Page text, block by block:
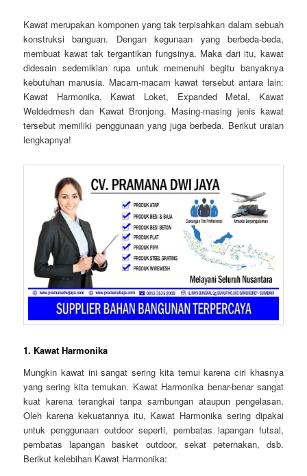
Kawat merupakan komponen yang tak terpisahkan dalam sebuah
konstruksi banguan. Dengan kegunaan yang berbeda-beda,
membuat kawat tak tergantikan fungsinya. Maka dari itu, kawat
didesain sedemikian rupa untuk memenuhi begitu banyaknya
kebutuhan manusia. Macam-macam kawat tersebut antara lain:
Kawat Harmonika, Kawat Loket, Expanded Metal, Kawat
Weldedmesh dan Kawat Bronjong. Masing-masing jenis kawat
tersebut memiliki penggunaan yang juga berbeda. Berikut uraian
lengkapnya!
1. Kawat Harmonika
Mungkin kawat ini sangat sering kita temui karena ciri khasnya
yang sering kita temukan. Kawat Harmonika benar-benar sangat
kuat karena terangkai tanpa sambungan ataupun pengelasan.
Oleh karena kekuatannya itu, Kawat Harmonika sering dipakai
untuk penggunaan outdoor seperti, pembatas lapangan futsal,
pembatas lapangan basket outdoor, sekat peternakan, dsb.
Berikut kelebihan Kawat Harmonika: